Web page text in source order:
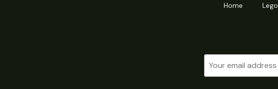
Home Lego